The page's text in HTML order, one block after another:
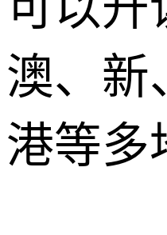
澳、新
港等多